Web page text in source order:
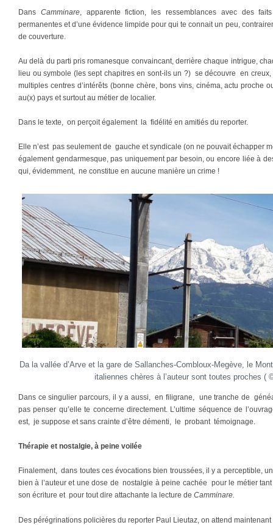
Dans Camminare, apparente fiction, les ressemblances avec des
permanentes et d’une évidence limpide pour qui te connait un peu,
de couverture.
Au delà du parti pris romanesque convaincant, derrière chaque intrigue,
lieu ou symbole (les sept chapitres en sont-ils un ?) se découvre en
multiples centres d’intérêts (bonne chère, bons vins, cinéma, actu proche
au(x) pays et surtout au métier de localier.
Dans le texte, on perçoit également la fidélité en amitiés du reporter.
Elle n’est pas seulement de gauche et syndicale (on ne pouvait échapper
également gendarmesque, pas uniquement par besoin, ou encore liée à
qui, évidemment, ne constitue en aucune manière un crime !
Da la vallée d’Arve et la gare de Sallanches-Combloux-Megève, le
italiennes chères à l’auteur sont toutes proches (
Dans ce singulier parcours, il y a aussi, en filigrane, une tranche de
pas penser qu’elle te concerne directement. L’ultime séquence de
est, je suppose et sans crainte d’être démenti, le probant témoignage.
Thérapie et nostalgie, à peine voilée
Finalement, dans toutes ces évocations bien troussées, il y a perceptible,
bien à l’auteur et une dose de nostalgie à peine cachée pour le métier
son écriture et pour tout dire attachante la lecture de Camminare.
Des pérégrinations policières du reporter Paul Lieutaz, on attend